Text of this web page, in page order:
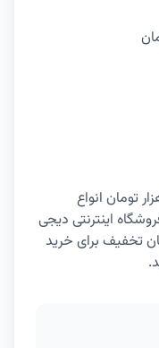
بیش از 2 میلیون و 500 هزار تومان انواع
اینترنتی دیجی
از 500 هزار تومان تخفیف برای خرید